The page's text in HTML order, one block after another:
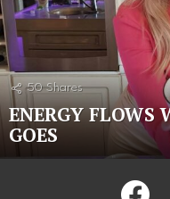
50 Shares
ENERGY FLOWS
GOES